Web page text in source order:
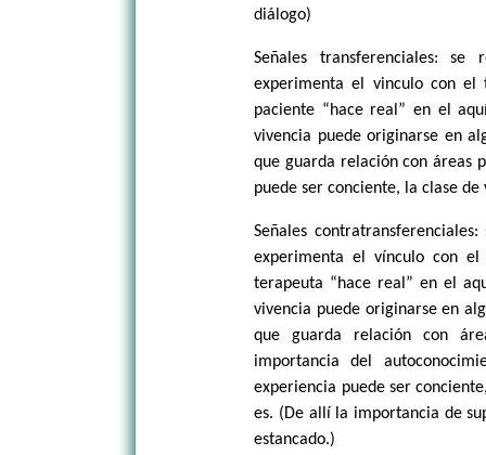
diálogo)
Señales transferenciales:
experimenta el vinculo con el
paciente “hace real” en el
vivencia puede originarse en
que guarda relación con áreas
puede ser conciente, la clase
Señales
experimenta el vínculo con
terapeuta “hace real” en el
vivencia puede originarse en
que guarda relación con
importancia del
experiencia puede ser
es. (De allí la importancia de
estancado.)